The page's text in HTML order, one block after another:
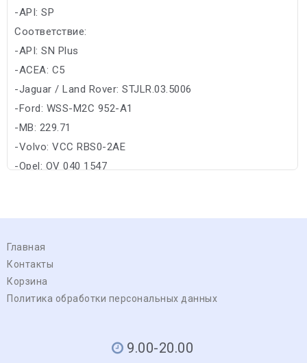
-API: SP
Соответствие:
-API: SN Plus
-ACEA: C5
-Jaguar / Land Rover: STJLR.03.5006
-Ford: WSS-M2C 952-A1
-MB: 229.71
-Volvo: VCC RBS0-2AE
-Opel: OV 040 1547
Главная
Контакты
Корзина
Политика обработки персональных данных
9.00-20.00